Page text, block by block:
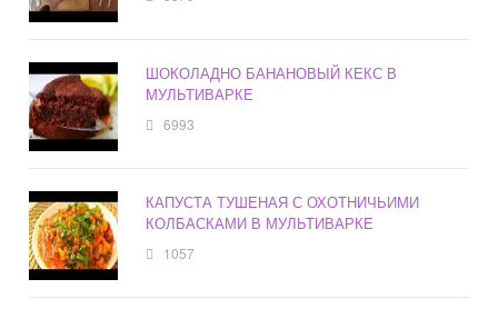
ШОКОЛАДНО БАНАНОВЫЙ КЕКС В
МУЛЬТИВАРКЕ
6993
КАПУСТА ТУШЕНАЯ С ОХОТНИЧЬИМИ
КОЛБАСКАМИ В МУЛЬТИВАРКЕ
1057